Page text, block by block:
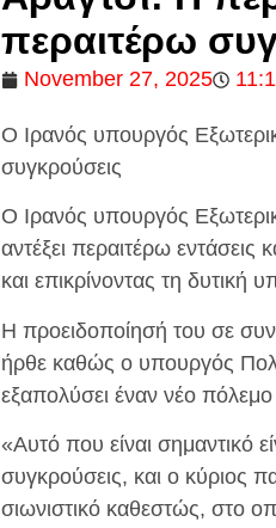
περαιτέρω
November 27, 2025
Ο Ιρανός υπουργός
συγκρούσεις
Ο Ιρανός υπουργός
αντέξει περαιτέρω
και επικρίνοντας τη δυτική
Η προειδοποίησή του σε
ήρθε καθώς ο υπουργός
εξαπολύσει έναν νέο
«Αυτό που είναι σημαντικό
συγκρούσεις, και ο κύριος
σιωνιστικό καθεστώς, στο